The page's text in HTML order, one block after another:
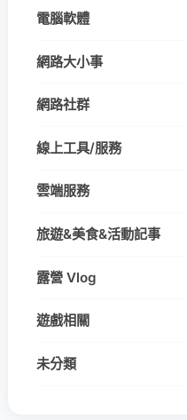
電腦軟體
網路大小事
網路社群
線上工具/服務
雲端服務
旅遊&美食&活動記事
露營 Vlog
遊戲相關
未分類